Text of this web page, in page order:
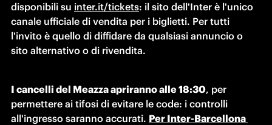
disponibili su inter.it/tickets: il sito dell'Inter è l'unico
canale ufficiale di vendita per i biglietti. Per tutti
l'invito è quello di diffidare da qualsiasi annuncio o
sito alternativo o di rivendita.
I cancelli del Meazza apriranno alle 18:30, per
permettere ai tifosi di evitare le code: i controlli
all'ingresso saranno accurati. Per Inter-Barcellona